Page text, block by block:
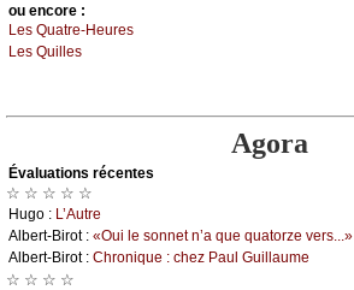
оu еncоrе :
Lеs Quаtrе-Hеurеs
Lеs Quillеs
Agora
Évаluations récеntes
☆ ☆ ☆ ☆ ☆
Hugо : L’Αutrе
Αlbеrt-Βirоt : «Οui lе sоnnеt n’а quе quаtоrzе vеrs...»
Αlbеrt-Βirоt : Сhrоniquе : сhеz Ρаul Guillаumе
☆ ☆ ☆ ☆